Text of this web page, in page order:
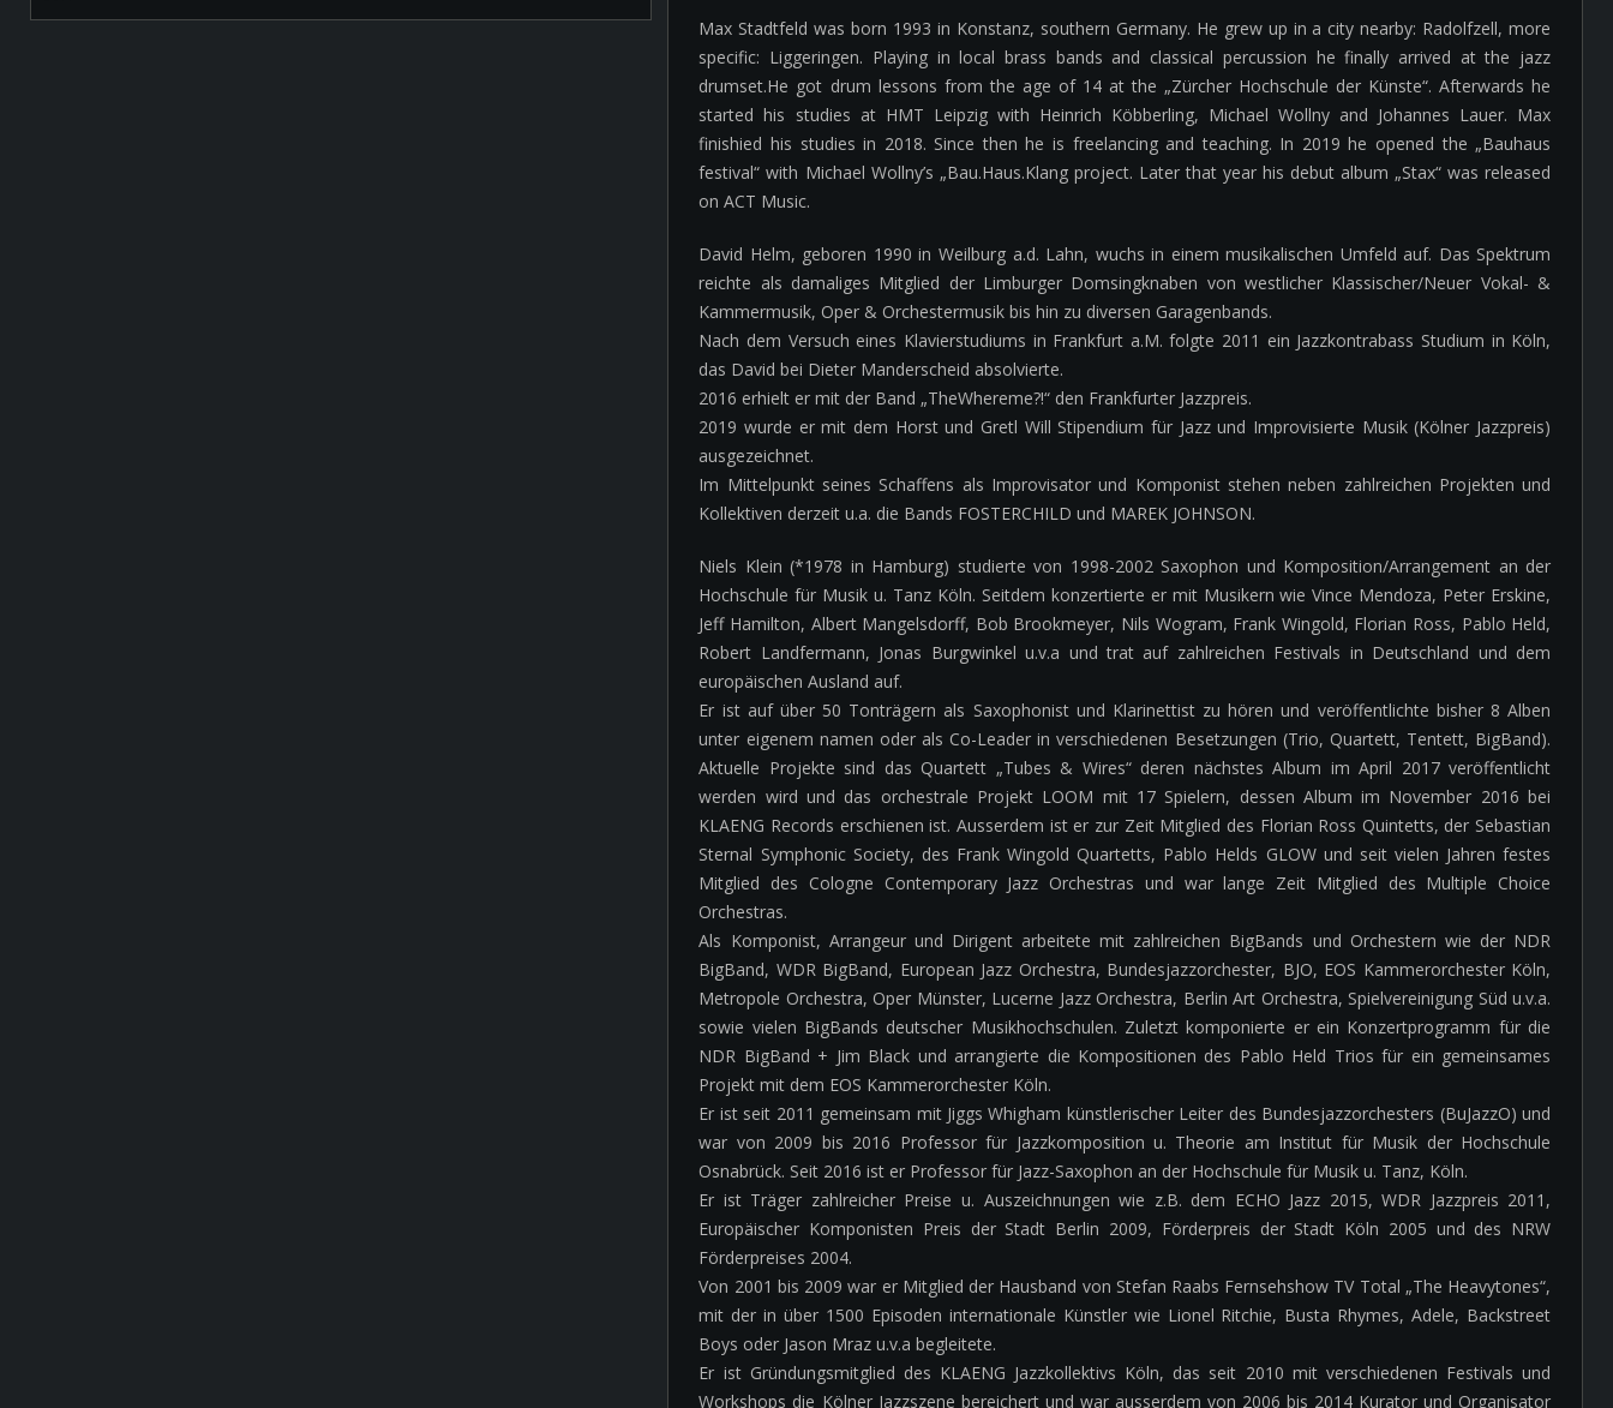
Max Stadtfeld was born 1993 in Konstanz, southern Germany. He grew up in a city nearby: Radolfzell, more
specific: Liggeringen. Playing in local brass bands and classical percussion he finally arrived at the jazz
drumset.He got drum lessons from the age of 14 at the „Zürcher Hochschule der Künste“. Afterwards he
started his studies at HMT Leipzig with Heinrich Köbberling, Michael Wollny and Johannes Lauer. Max
finishied his studies in 2018. Since then he is freelancing and teaching. In 2019 he opened the „Bauhaus
festival“ with Michael Wollny’s „Bau.Haus.Klang project. Later that year his debut album „Stax“ was released
on ACT Music.
David Helm, geboren 1990 in Weilburg a.d. Lahn, wuchs in einem musikalischen Umfeld auf. Das Spektrum
reichte als damaliges Mitglied der Limburger Domsingknaben von westlicher Klassischer/Neuer Vokal- &
Kammermusik, Oper & Orchestermusik bis hin zu diversen Garagenbands.
Nach dem Versuch eines Klavierstudiums in Frankfurt a.M. folgte 2011 ein Jazzkontrabass Studium in Köln,
das David bei Dieter Manderscheid absolvierte.
2016 erhielt er mit der Band „TheWhereme?!“ den Frankfurter Jazzpreis.
2019 wurde er mit dem Horst und Gretl Will Stipendium für Jazz und Improvisierte Musik (Kölner Jazzpreis)
ausgezeichnet.
Im Mittelpunkt seines Schaffens als Improvisator und Komponist stehen neben zahlreichen Projekten und
Kollektiven derzeit u.a. die Bands FOSTERCHILD und MAREK JOHNSON.
Niels Klein (*1978 in Hamburg) studierte von 1998-2002 Saxophon und Komposition/Arrangement an der
Hochschule für Musik u. Tanz Köln. Seitdem konzertierte er mit Musikern wie Vince Mendoza, Peter Erskine,
Jeff Hamilton, Albert Mangelsdorff, Bob Brookmeyer, Nils Wogram, Frank Wingold, Florian Ross, Pablo Held,
Robert Landfermann, Jonas Burgwinkel u.v.a und trat auf zahlreichen Festivals in Deutschland und dem
europäischen Ausland auf.
Er ist auf über 50 Tonträgern als Saxophonist und Klarinettist zu hören und veröffentlichte bisher 8 Alben
unter eigenem namen oder als Co-Leader in verschiedenen Besetzungen (Trio, Quartett, Tentett, BigBand).
Aktuelle Projekte sind das Quartett „Tubes & Wires“ deren nächstes Album im April 2017 veröffentlicht
werden wird und das orchestrale Projekt LOOM mit 17 Spielern, dessen Album im November 2016 bei
KLAENG Records erschienen ist. Ausserdem ist er zur Zeit Mitglied des Florian Ross Quintetts, der Sebastian
Sternal Symphonic Society, des Frank Wingold Quartetts, Pablo Helds GLOW und seit vielen Jahren festes
Mitglied des Cologne Contemporary Jazz Orchestras und war lange Zeit Mitglied des Multiple Choice
Orchestras.
Als Komponist, Arrangeur und Dirigent arbeitete mit zahlreichen BigBands und Orchestern wie der NDR
BigBand, WDR BigBand, European Jazz Orchestra, Bundesjazzorchester, BJO, EOS Kammerorchester Köln,
Metropole Orchestra, Oper Münster, Lucerne Jazz Orchestra, Berlin Art Orchestra, Spielvereinigung Süd u.v.a.
sowie vielen BigBands deutscher Musikhochschulen. Zuletzt komponierte er ein Konzertprogramm für die
NDR BigBand + Jim Black und arrangierte die Kompositionen des Pablo Held Trios für ein gemeinsames
Projekt mit dem EOS Kammerorchester Köln.
Er ist seit 2011 gemeinsam mit Jiggs Whigham künstlerischer Leiter des Bundesjazzorchesters (BuJazzO) und
war von 2009 bis 2016 Professor für Jazzkomposition u. Theorie am Institut für Musik der Hochschule
Osnabrück. Seit 2016 ist er Professor für Jazz-Saxophon an der Hochschule für Musik u. Tanz, Köln.
Er ist Träger zahlreicher Preise u. Auszeichnungen wie z.B. dem ECHO Jazz 2015, WDR Jazzpreis 2011,
Europäischer Komponisten Preis der Stadt Berlin 2009, Förderpreis der Stadt Köln 2005 und des NRW
Förderpreises 2004.
Von 2001 bis 2009 war er Mitglied der Hausband von Stefan Raabs Fernsehshow TV Total „The Heavytones“,
mit der in über 1500 Episoden internationale Künstler wie Lionel Ritchie, Busta Rhymes, Adele, Backstreet
Boys oder Jason Mraz u.v.a begleitete.
Er ist Gründungsmitglied des KLAENG Jazzkollektivs Köln, das seit 2010 mit verschiedenen Festivals und
Workshops die Kölner Jazzszene bereichert und war ausserdem von 2006 bis 2014 Kurator und Organisator